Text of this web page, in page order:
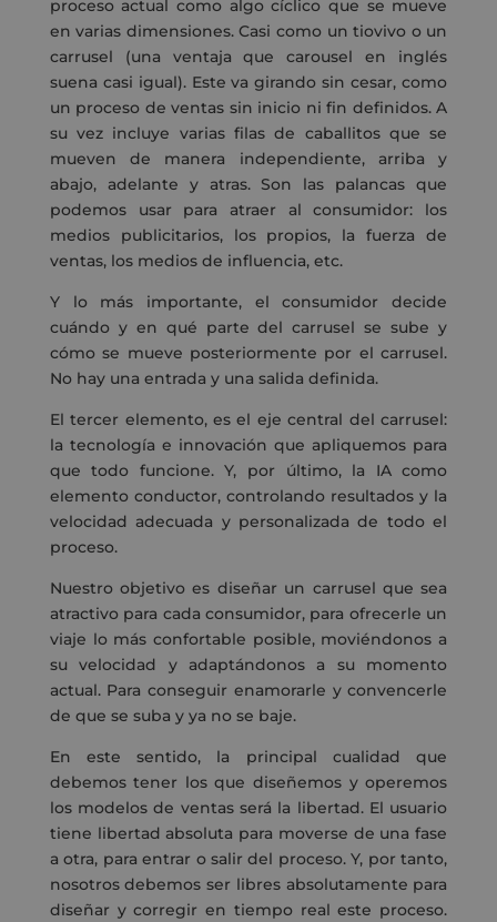
proceso actual como algo cíclico que se mueve
en varias dimensiones. Casi como un tiovivo o un
carrusel (una ventaja que carousel en inglés
suena casi igual). Este va girando sin cesar, como
un proceso de ventas sin inicio ni fin definidos. A
su vez incluye varias filas de caballitos que se
mueven de manera independiente, arriba y
abajo, adelante y atras. Son las palancas que
podemos usar para atraer al consumidor: los
medios publicitarios, los propios, la fuerza de
ventas, los medios de influencia, etc.
Y lo más importante, el consumidor decide
cuándo y en qué parte del carrusel se sube y
cómo se mueve posteriormente por el carrusel.
No hay una entrada y una salida definida.
El tercer elemento, es el eje central del carrusel:
la tecnología e innovación que apliquemos para
que todo funcione. Y, por último, la IA como
elemento conductor, controlando resultados y la
velocidad adecuada y personalizada de todo el
proceso.
Nuestro objetivo es diseñar un carrusel que sea
atractivo para cada consumidor, para ofrecerle un
viaje lo más confortable posible, moviéndonos a
su velocidad y adaptándonos a su momento
actual. Para conseguir enamorarle y convencerle
de que se suba y ya no se baje.
En este sentido, la principal cualidad que
debemos tener los que diseñemos y operemos
los modelos de ventas será la libertad. El usuario
tiene libertad absoluta para moverse de una fase
a otra, para entrar o salir del proceso. Y, por tanto,
nosotros debemos ser libres absolutamente para
diseñar y corregir en tiempo real este proceso.